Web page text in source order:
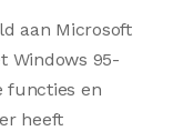
aan Microsoft
Windows 95-
functies en
heeft